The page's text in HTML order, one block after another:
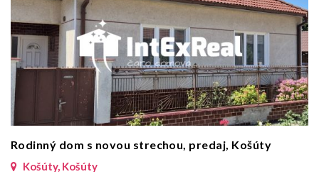
Rodinný dom s novou strechou, predaj, Košúty
Košúty, Košúty